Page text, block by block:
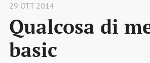
29 OTT 2014
Qualcosa di
basic